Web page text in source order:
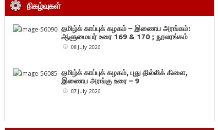
நிகழ்வுகள்
தமிழ்க் காப்புக் கழகம் – இணைய அரங்கம்:
ஆளுமையர் உரை 169 & 170 ; நூலரங்கம்
08 July 2026
தமிழ்க் காப்புக் கழகம், புது தில்லிக் கிளை,
இணைய அரங்கு உரை – 9
07 July 2026